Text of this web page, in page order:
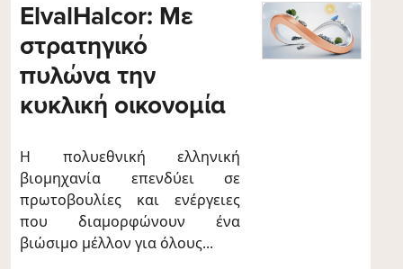
ElvalHalcor: Με
στρατηγικό
πυλώνα την
κυκλική οικονομία
Η πολυεθνική ελληνική
βιομηχανία επενδύει σε
πρωτοβουλίες και ενέργειες
που διαμορφώνουν ένα
βιώσιμο μέλλον για όλους...